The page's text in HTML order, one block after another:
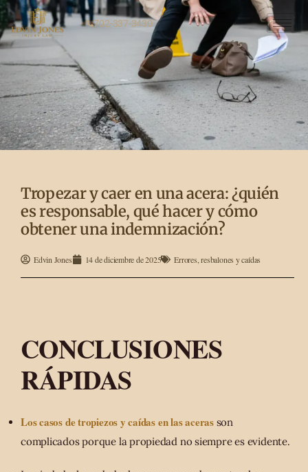
702-337-3430
Tropezar y caer en una acera: ¿quién
es responsable, qué hacer y cómo
obtener una indemnización?
Edvin Jones 14 de diciembre de 2025 Errores ,resbalones y caídas
CONCLUSIONES
RÁPIDAS
Los casos de tropiezos y caídas en las acerasson
complicados porque la propiedad no siempre es evidente.